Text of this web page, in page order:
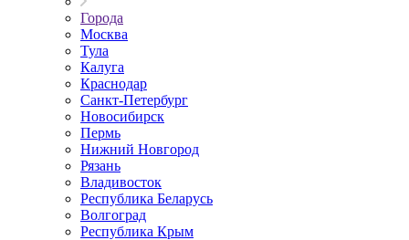
Города
Москва
Тула
Калуга
Краснодар
Санкт-Петербург
Новосибирск
Пермь
Нижний Новгород
Рязань
Владивосток
Республика Беларусь
Волгоград
Республика Крым